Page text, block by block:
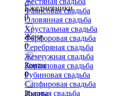
Ежедневники
0
Жене
0
Зонты
0
Иконы
Фаянсовая свадьба
Оловянная свадьба
Хрустальная свадьба
Фарфоровая свадьба
Серебряная свадьба
Жемчужная свадьба
Коралловая свадьба
Рубиновая свадьба
Сапфировая свадьба
Золотая свадьба